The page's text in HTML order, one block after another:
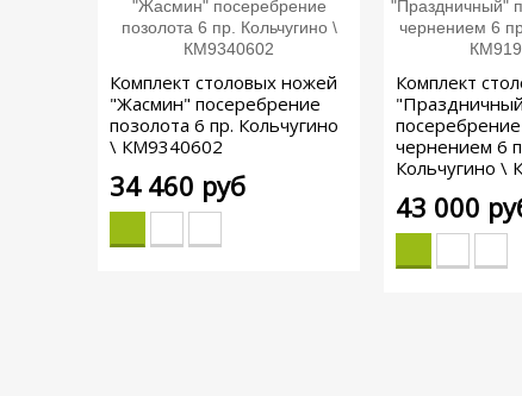
Комплект столовых ножей
"Жасмин" посеребрение
позолота 6 пр. Кольчугино
\ КМ9340602
34 460 руб
Комплект
чернением 6
Кольчугино \
43 000